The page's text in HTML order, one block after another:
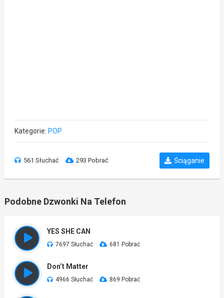
Kategorie: POP
561 Słuchać 293 Pobrać Ściąganie
Podobne Dzwonki Na Telefon
YES SHE CAN
7697 Słuchać 681 Pobrać
Don’t Matter
4966 Słuchać 869 Pobrać